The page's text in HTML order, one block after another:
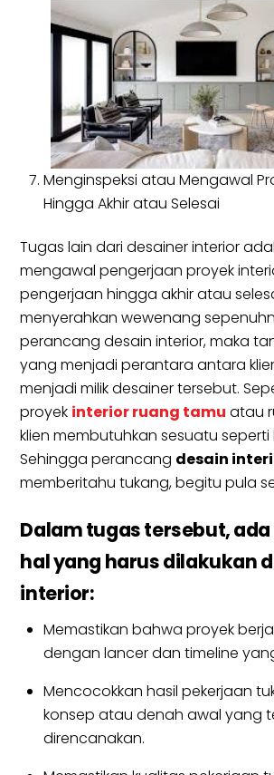
Menginspeksi atau Mengawal
Hingga Akhir atau Selesai
Tugas lain dari desainer interior
mengawal pengerjaan proyek
pengerjaan hingga akhir atau
menyerahkan wewenang
perancang desain interior, maka
yang menjadi perantara antara
menjadi milik desainer tersebut.
proyek interior ruang tamu atau
klien membutuhkan sesuatu seperti
Sehingga perancang desain
memberitahu tukang, begitu pula
Dalam tugas tersebut,
hal yang harus dilakukan
interior:
Memastikan bahwa proyek
dengan lancer dan timeline
Mencocokkan hasil pekerjaan
konsep atau denah awal yang
direncanakan.